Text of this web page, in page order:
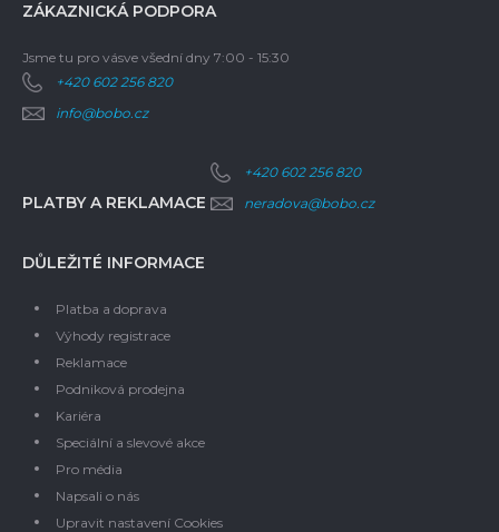
ZÁKAZNICKÁ PODPORA
Jsme tu pro vásve všední dny 7:00 - 15:30
+420 602 256 820
info@bobo.cz
PLATBY A REKLAMACE
+420 602 256 820
neradova@bobo.cz
DŮLEŽITÉ INFORMACE
Platba a doprava
Výhody registrace
Reklamace
Podniková prodejna
Kariéra
Speciální a slevové akce
Pro média
Napsali o nás
Upravit nastavení Cookies